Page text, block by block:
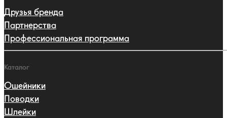
Друзья бренда
Партнерства
Профессиональная программа
Каталог
Ошейники
Поводки
Шлейки